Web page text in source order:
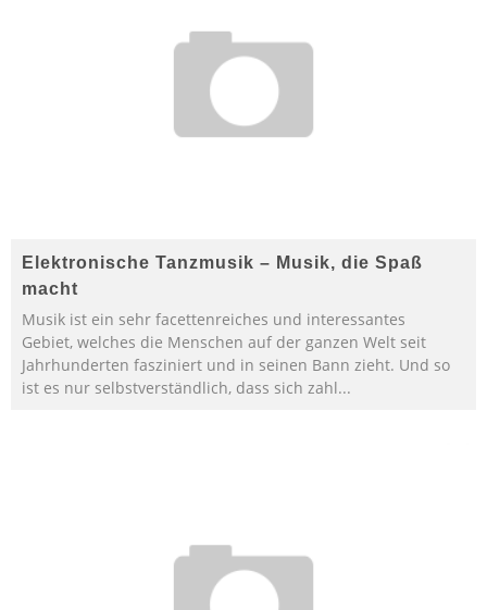
Elektronische Tanzmusik – Musik, die Spaß
macht
Musik ist ein sehr facettenreiches und interessantes
Gebiet, welches die Menschen auf der ganzen Welt seit
Jahrhunderten fasziniert und in seinen Bann zieht. Und so
ist es nur selbstverständlich, dass sich zahl...